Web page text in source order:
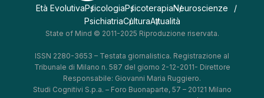
Età EvolutivaPsicologiaPsicoterapiaNeuroscienze
PsichiatriaCulturaAttualità
State of Mind © 2011-2025 Riproduzione riservata.
ISSN 2280-3653 – Testata giornalistica. Registrazione al
Tribunale di Milano n. 587 del giorno 2-12-2011- Direttore
Responsabile: Giovanni Maria Ruggiero.
Studi Cognitivi S.p.a. – Foro Buonaparte, 57 – 20121 Milano